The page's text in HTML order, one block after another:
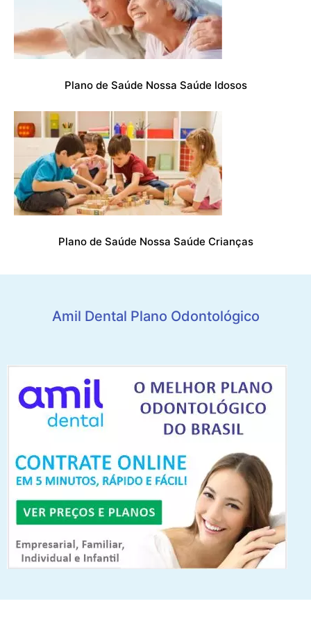
Plano de Saúde Nossa Saúde Idosos
Plano de Saúde Nossa Saúde Crianças
Amil Dental Plano Odontológico